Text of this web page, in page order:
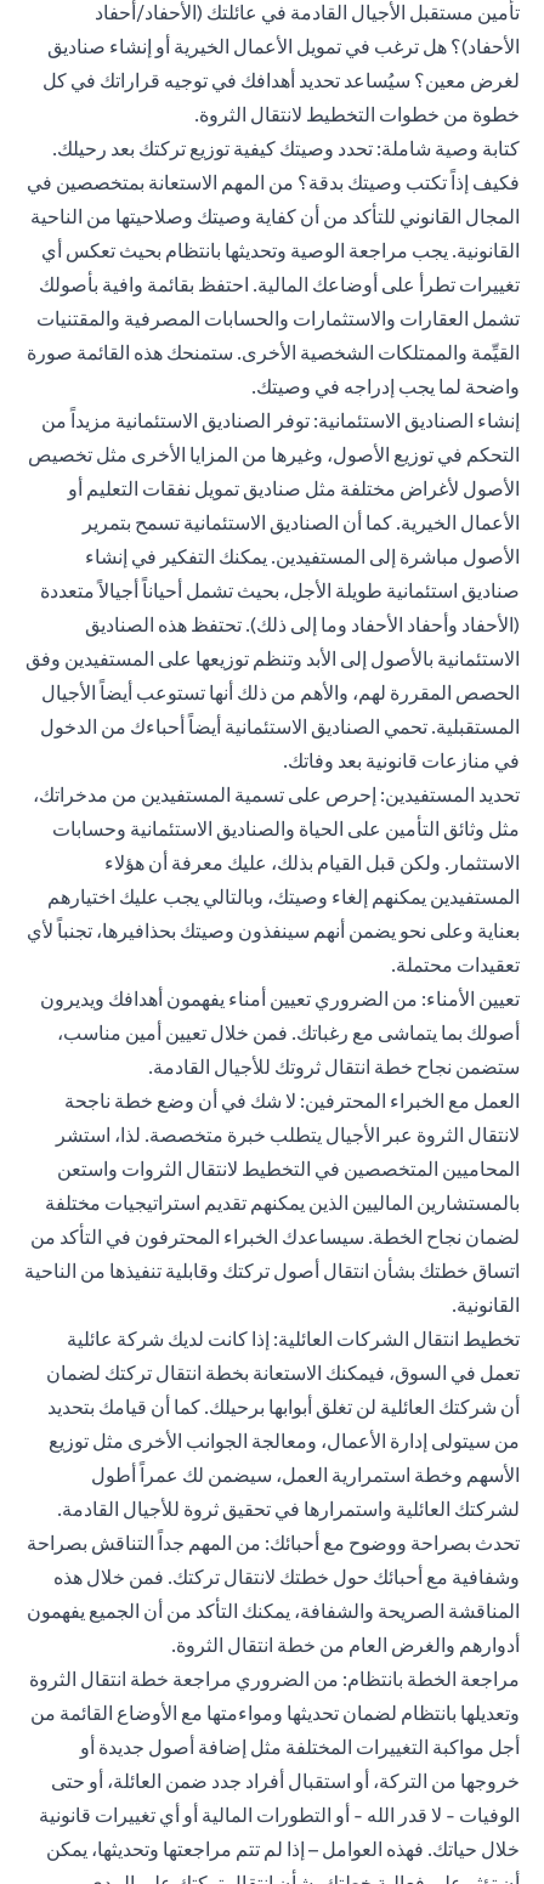
تأمين مستقبل الأجيال القادمة في عائلتك (الأحفاد/أحفاد
الأحفاد)؟ هل ترغب في تمويل الأعمال الخيرية أو إنشاء صناديق
لغرض معين؟ سيُساعد تحديد أهدافك في توجيه قراراتك في كل
خطوة من خطوات التخطيط لانتقال الثروة.
كتابة وصية شاملة: تحدد وصيتك كيفية توزيع تركتك بعد رحيلك.
فكيف إذاً تكتب وصيتك بدقة؟ من المهم الاستعانة بمتخصصين في
المجال القانوني للتأكد من أن كفاية وصيتك وصلاحيتها من الناحية
القانونية. يجب مراجعة الوصية وتحديثها بانتظام بحيث تعكس أي
تغييرات تطرأ على أوضاعك المالية. احتفظ بقائمة وافية بأصولك
تشمل العقارات والاستثمارات والحسابات المصرفية والمقتنيات
القيِّمة والممتلكات الشخصية الأخرى. ستمنحك هذه القائمة صورة
واضحة لما يجب إدراجه في وصيتك.
إنشاء الصناديق الاستئمانية: توفر الصناديق الاستئمانية مزيداً من
التحكم في توزيع الأصول، وغيرها من المزايا الأخرى مثل تخصيص
الأصول لأغراض مختلفة مثل صناديق تمويل نفقات التعليم أو
الأعمال الخيرية. كما أن الصناديق الاستئمانية تسمح بتمرير
الأصول مباشرة إلى المستفيدين. يمكنك التفكير في إنشاء
صناديق استئمانية طويلة الأجل، بحيث تشمل أحياناً أجيالاً متعددة
(الأحفاد وأحفاد الأحفاد وما إلى ذلك). تحتفظ هذه الصناديق
الاستئمانية بالأصول إلى الأبد وتنظم توزيعها على المستفيدين وفق
الحصص المقررة لهم، والأهم من ذلك أنها تستوعب أيضاً الأجيال
المستقبلية. تحمي الصناديق الاستئمانية أيضاً أحباءك من الدخول
في منازعات قانونية بعد وفاتك.
تحديد المستفيدين: إحرص على تسمية المستفيدين من مدخراتك،
مثل وثائق التأمين على الحياة والصناديق الاستئمانية وحسابات
الاستثمار. ولكن قبل القيام بذلك، عليك معرفة أن هؤلاء
المستفيدين يمكنهم إلغاء وصيتك، وبالتالي يجب عليك اختيارهم
بعناية وعلى نحو يضمن أنهم سينفذون وصيتك بحذافيرها، تجنباً لأي
تعقيدات محتملة.
تعيين الأمناء: من الضروري تعيين أمناء يفهمون أهدافك ويديرون
أصولك بما يتماشى مع رغباتك. فمن خلال تعيين أمين مناسب،
ستضمن نجاح خطة انتقال ثروتك للأجيال القادمة.
العمل مع الخبراء المحترفين: لا شك في أن وضع خطة ناجحة
لانتقال الثروة عبر الأجيال يتطلب خبرة متخصصة. لذا، استشر
المحاميين المتخصصين في التخطيط لانتقال الثروات واستعن
بالمستشارين الماليين الذين يمكنهم تقديم استراتيجيات مختلفة
لضمان نجاح الخطة. سيساعدك الخبراء المحترفون في التأكد من
اتساق خطتك بشأن انتقال أصول تركتك وقابلية تنفيذها من الناحية
القانونية.
تخطيط انتقال الشركات العائلية: إذا كانت لديك شركة عائلية
تعمل في السوق، فيمكنك الاستعانة بخطة انتقال تركتك لضمان
أن شركتك العائلية لن تغلق أبوابها برحيلك. كما أن قيامك بتحديد
من سيتولى إدارة الأعمال، ومعالجة الجوانب الأخرى مثل توزيع
الأسهم وخطة استمرارية العمل، سيضمن لك عمراً أطول
لشركتك العائلية واستمرارها في تحقيق ثروة للأجيال القادمة.
تحدث بصراحة ووضوح مع أحبائك: من المهم جداً التناقش بصراحة
وشفافية مع أحبائك حول خطتك لانتقال تركتك. فمن خلال هذه
المناقشة الصريحة والشفافة، يمكنك التأكد من أن الجميع يفهمون
أدوارهم والغرض العام من خطة انتقال الثروة.
مراجعة الخطة بانتظام: من الضروري مراجعة خطة انتقال الثروة
وتعديلها بانتظام لضمان تحديثها ومواءمتها مع الأوضاع القائمة من
أجل مواكبة التغييرات المختلفة مثل إضافة أصول جديدة أو
خروجها من التركة، أو استقبال أفراد جدد ضمن العائلة، أو حتى
الوفيات - لا قدر الله - أو التطورات المالية أو أي تغييرات قانونية
خلال حياتك. فهذه العوامل – إذا لم تتم مراجعتها وتحديثها، يمكن